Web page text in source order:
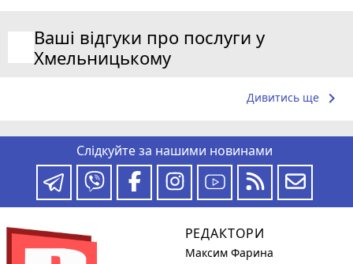
Ваші відгуки про послуги у
Хмельницькому
Дивитись ще keyboard_arrow_right
Слідкуйте за нашими новинами
РЕДАКТОРИ
Максим Фарина